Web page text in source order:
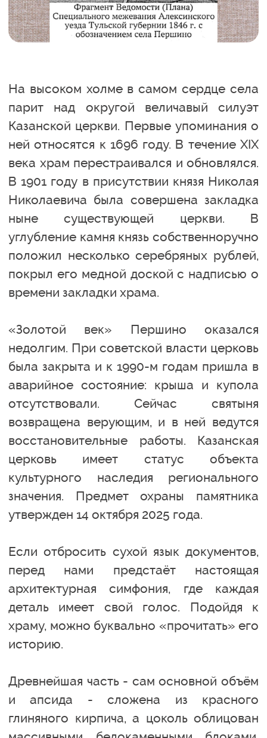
На высоком холме в самом сердце села
парит над округой величавый силуэт
Казанской церкви. Первые упоминания о
ней относятся к 1696 году. В течение XIX
века храм перестраивался и обновлялся.
В 1901 году в присутствии князя Николая
Николаевича была совершена закладка
ныне существующей церкви. В
углубление камня князь собственноручно
положил несколько серебряных рублей,
покрыл его медной доской с надписью о
времени закладки храма.
«Золотой век» Першино оказался
недолгим. При советской власти церковь
была закрыта и к 1990-м годам пришла в
аварийное состояние: крыша и купола
отсутствовали. Сейчас святыня
возвращена верующим, и в ней ведутся
восстановительные работы. Казанская
церковь имеет статус объекта
культурного наследия регионального
значения. Предмет охраны памятника
утвержден 14 октября 2025 года.
Если отбросить сухой язык документов,
перед нами предстаёт настоящая
архитектурная симфония, где каждая
деталь имеет свой голос. Подойдя к
храму, можно буквально «прочитать» его
историю.
Древнейшая часть - сам основной объём
и апсида - сложена из красного
глиняного кирпича, а цоколь облицован